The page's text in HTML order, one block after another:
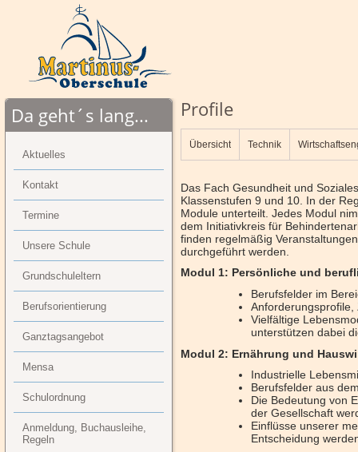
Da geht´s lang...
Aktuelles
Kontakt
Termine
Unsere Schule
Grundschuleltern
Berufsorientierung
Ganztagsangebot
Mensa
Schulordnung
Anmeldung, Buchausleihe,
Regeln
Profile
Übersicht Technik
Das Fach Gesundheit und
Klassenstufen 9 und 10. In der
Module unterteilt. Jedes Modul
dem Initiativkreis für
finden regelmäßig
durchgeführt werden.
Modul 1: Persönliche und
Berufsfelder im
Vielfältige
unterstützen dabei
Modul 2: Ernährung und
Industrielle
Berufsfelder aus
Die Bedeutung von
der Gesellschaft
Einflüsse unserer
Entscheidung